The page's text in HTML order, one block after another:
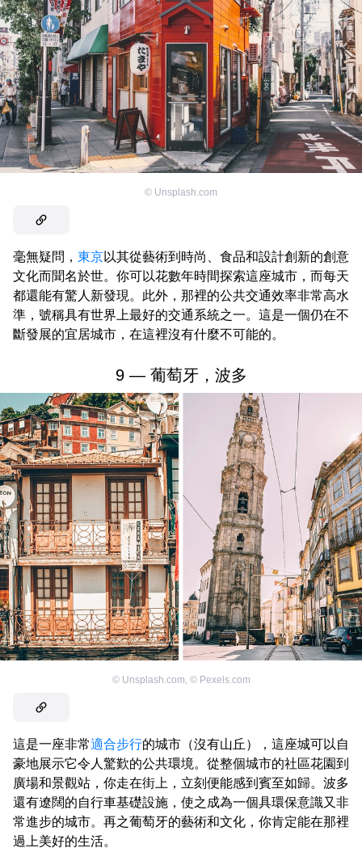
© Unsplash.com
毫無疑問， 東京以其從藝術到時尚、食品和設計創新的創意
文化而聞名於世。你可以花數年時間探索這座城市，而每天
都還能有驚人新發現。此外，那裡的公共交通效率非常高水
準，號稱具有世界上最好的交通系統之一。這是一個仍在不
斷發展的宜居城市，在這裡沒有什麼不可能的。
9 — 葡萄牙，波多
© Unsplash.com, © Pexels.com
這是一座非常適合步行的城市（沒有山丘），這座城可以自
豪地展示它令人驚歎的公共環境。從整個城市的社區花園到
廣場和景觀站，你走在街上，立刻便能感到賓至如歸。波多
還有遼闊的自行車基礎設施，使之成為一個具環保意識又非
常進步的城市。再之葡萄牙的藝術和文化，你肯定能在那裡
過上美好的生活。